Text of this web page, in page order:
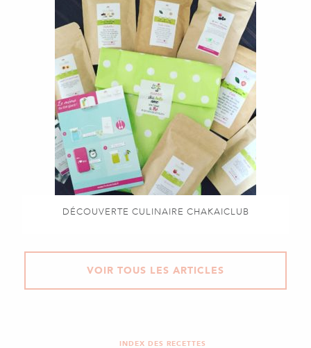
DÉCOUVERTE CULINAIRE CHAKAICLUB
VOIR TOUS LES ARTICLES
INDEX DES RECETTES